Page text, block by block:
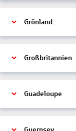
Grönland
Großbritannien
Guadeloupe